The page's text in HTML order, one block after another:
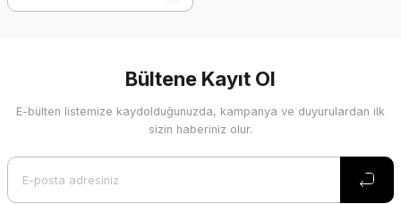
Bültene Kayıt Ol
E-bülten listemize kaydolduğunuzda, kampanya ve duyurulardan ilk
sizin haberiniz olur.